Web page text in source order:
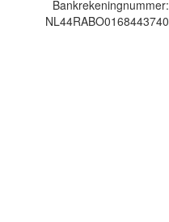
Bankrekeningnummer:
NL44RABO0168443740